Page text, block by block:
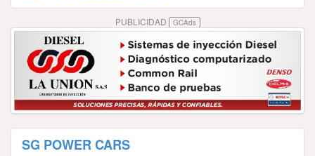
PUBLICIDAD GCAds
SG POWER CARS